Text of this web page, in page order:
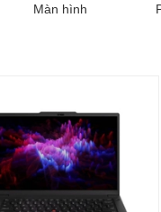
Màn hình